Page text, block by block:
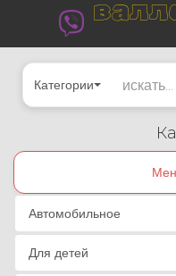
Категории
Автомобильное
Для детей